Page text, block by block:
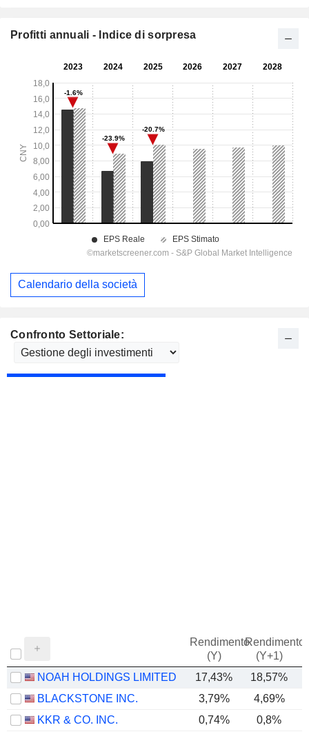
Confronto Settoriale:
Rendimento
(Y)
Rendimento
(Y+1)
NOAH HOLDINGS LIMITED 17,43%
18,57%
BLACKSTONE INC.
3,79%
4,69%
KKR & CO. INC.
0,74% 0,8%
Profitti annuali - Indice di sorpresa
Calendario della società